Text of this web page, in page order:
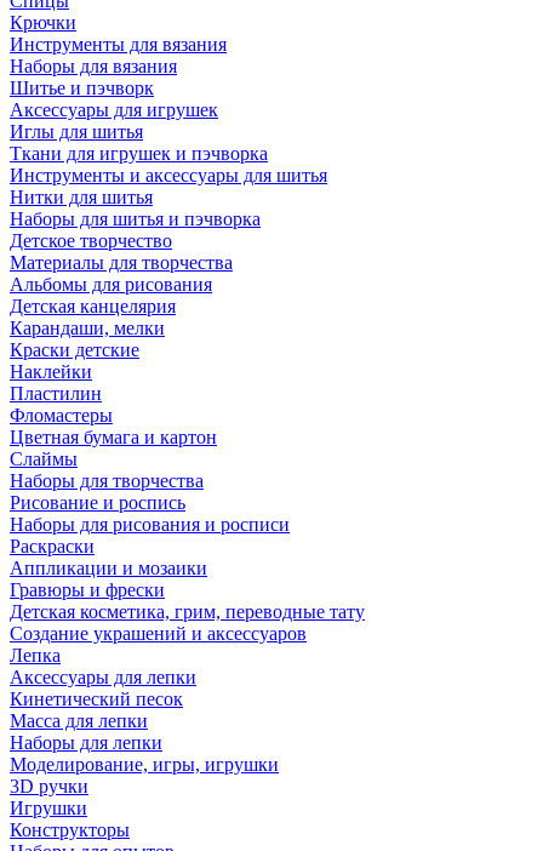
Крючки
Инструменты для вязания
Наборы для вязания
Шитье и пэчворк
Аксессуары для игрушек
Иглы для шитья
Ткани для игрушек и пэчворка
Инструменты и аксессуары для шитья
Нитки для шитья
Наборы для шитья и пэчворка
Детское творчество
Материалы для творчества
Альбомы для рисования
Детская канцелярия
Карандаши, мелки
Краски детские
Наклейки
Пластилин
Фломастеры
Цветная бумага и картон
Слаймы
Наборы для творчества
Рисование и роспись
Наборы для рисования и росписи
Раскраски
Аппликации и мозаики
Гравюры и фрески
Детская косметика, грим, переводные тату
Создание украшений и аксессуаров
Лепка
Аксессуары для лепки
Кинетический песок
Масса для лепки
Наборы для лепки
Моделирование, игры, игрушки
3D ручки
Игрушки
Конструкторы